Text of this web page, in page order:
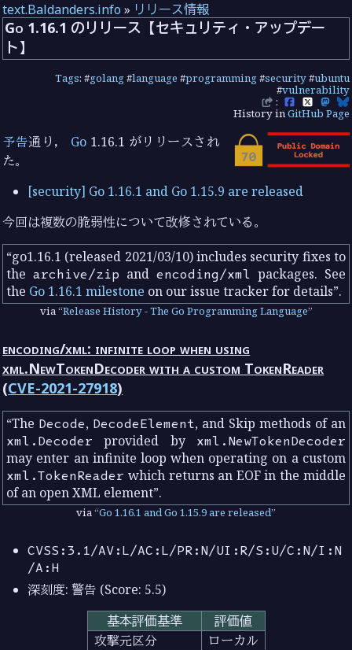
text.Baldanders.info » リリース情報
Go 1.16.1 のリリース【セキュリティ・アップデー
ト】
Tags: #golang#language #programming#security#ubuntu
#vulnerability
:
History inGitHub Page
予告通り， Go 1.16.1 がリリースされ
た。
[security] Go 1.16.1 and Go 1.15.9 are released
今回は複数の脆弱性について改修されている。
go1.16.1 (released 2021/03/10) includes security fixes to
thearchive/zip and encoding/xml packages. See
the Go 1.16.1 milestone on our issue tracker for details .
via Release History - The Go Programming Language
encoding/xml: infinite loop when using
xml.NewTokenDecoder with a custom TokenReader
(CVE-2021-27918)
The Decode, DecodeElement, and Skip methods of an
xml.Decoder provided by xml.NewTokenDecoder
may enter an infinite loop when operating on a custom
xml.TokenReader which returns an EOF in the middle
of an open XML element .
via Go 1.16.1 and Go 1.15.9 are released
CVSS:3.1/AV:L/AC:L/PR:N/UI:R/S:U/C:N/I:N
/A:H
深刻度: 警告 (Score: 5.5)
基本評価基準
評価値
攻撃元区分
ローカル